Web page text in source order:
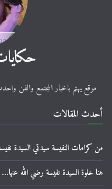
موقع يهتم باخبار المجتمع والفن
أحدث المقالات
من كرامات النفيسة سيدتي السيدة
هنا خلوة السيدة نفيسة رضي الله